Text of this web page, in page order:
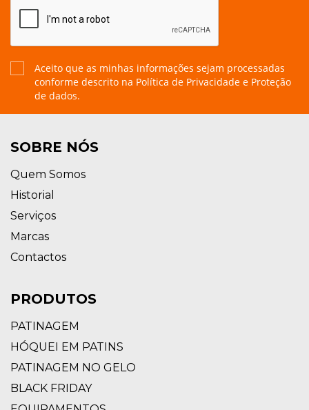
Aceito que as minhas informações sejam processadas
conforme descrito na Política de Privacidade e Proteção
de dados.
SOBRE NÓS
Quem Somos
Historial
Serviços
Marcas
Contactos
PRODUTOS
PATINAGEM
HÓQUEI EM PATINS
PATINAGEM NO GELO
BLACK FRIDAY